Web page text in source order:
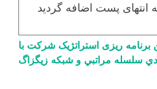
انتهای پست اضافه گردید
برنامه ریزی استراتژیک شرکت با
سلسله مراتبي و شبکه زیگزاگ